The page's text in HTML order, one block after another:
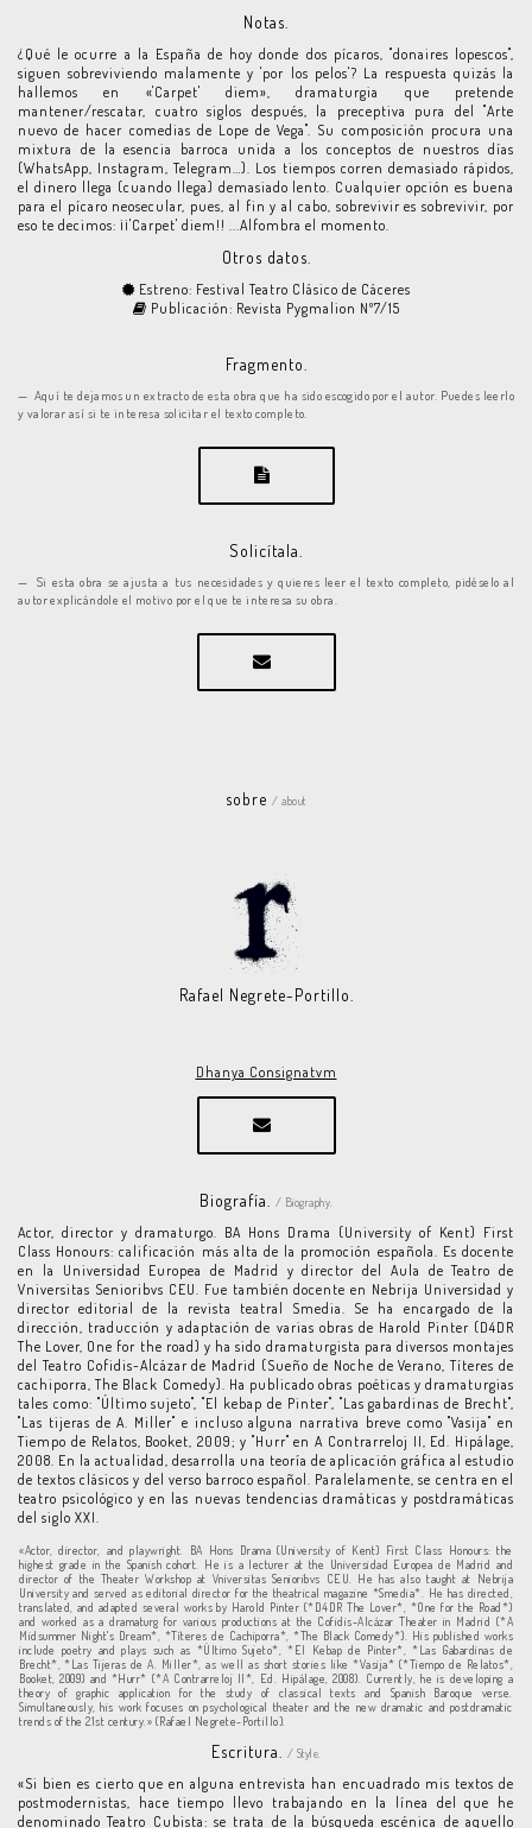
Notas.
¿Qué le ocurre a la España de hoy donde dos pícaros, "donaires lopescos",
siguen sobreviviendo malamente y 'por los pelos'? La respuesta quizás la
hallemos en «'Carpet' diem», dramaturgia que pretende
mantener/rescatar, cuatro siglos después, la preceptiva pura del "Arte
nuevo de hacer comedias de Lope de Vega". Su composición procura una
mixtura de la esencia barroca unida a los conceptos de nuestros días
(WhatsApp, Instagram, Telegram…). Los tiempos corren demasiado rápidos,
el dinero llega (cuando llega) demasiado lento. Cualquier opción es buena
para el pícaro neosecular, pues, al fin y al cabo, sobrevivir es sobrevivir, por
eso te decimos: ¡¡'Carpet' diem!! ...Alfombra el momento.
Otros datos.
Estreno: Festival Teatro Clásico de Cáceres
Publicación: Revista Pygmalion Nº7/15
Fragmento.
Aquí te dejamos un extracto de esta obra que ha sido escogido por el autor. Puedes leerlo
y valorar así si te interesa solicitar el texto completo.
Solicítala.
Si esta obra se ajusta a tus necesidades y quieres leer el texto completo, pidéselo al
autor explicándole el motivo por el que te interesa su obra.
sobre/ about
Rafael Negrete-Portillo.
Dhanya Consignatvm
Biografía. / Biography.
Actor, director y dramaturgo. BA Hons Drama (University of Kent) First
Class Honours: calificación más alta de la promoción española. Es docente
en la Universidad Europea de Madrid y director del Aula de Teatro de
Vniversitas Senioribvs CEU. Fue también docente en Nebrija Universidad y
director editorial de la revista teatral Smedia. Se ha encargado de la
dirección, traducción y adaptación de varias obras de Harold Pinter (D4DR
The Lover, One for the road) y ha sido dramaturgista para diversos montajes
del Teatro Cofidis-Alcázar de Madrid (Sueño de Noche de Verano, Títeres de
cachiporra, The Black Comedy). Ha publicado obras poéticas y dramaturgias
tales como: "Último sujeto", "El kebap de Pinter", "Las gabardinas de Brecht",
"Las tijeras de A. Miller" e incluso alguna narrativa breve como "Vasija" en
Tiempo de Relatos, Booket, 2009; y "Hurr" en A Contrarreloj II, Ed. Hipálage,
2008. En la actualidad, desarrolla una teoría de aplicación gráfica al estudio
de textos clásicos y del verso barroco español. Paralelamente, se centra en el
teatro psicológico y en las nuevas tendencias dramáticas y postdramáticas
del siglo XXI.
«Actor, director, and playwright. BA Hons Drama (University of Kent) First Class Honours: the
highest grade in the Spanish cohort. He is a lecturer at the Universidad Europea de Madrid and
director of the Theater Workshop at Vniversitas Senioribvs CEU. He has also taught at Nebrija
University and served as editorial director for the theatrical magazine *Smedia*. He has directed,
translated, and adapted several works by Harold Pinter (*D4DR The Lover*, *One for the Road*)
and worked as a dramaturg for various productions at the Cofidis-Alcázar Theater in Madrid (*A
Midsummer Night's Dream*, *Títeres de Cachiporra*, *The Black Comedy*). His published works
include poetry and plays such as *Último Sujeto*, *El Kebap de Pinter*, *Las Gabardinas de
Brecht*, *Las Tijeras de A. Miller*, as well as short stories like *Vasija* (*Tiempo de Relatos*,
Booket, 2009) and *Hurr* (*A Contrarreloj II*, Ed. Hipálage, 2008). Currently, he is developing a
theory of graphic application for the study of classical texts and Spanish Baroque verse.
Simultaneously, his work focuses on psychological theater and the new dramatic and postdramatic
trends of the 21st century.» (Rafael Negrete-Portillo).
Escritura. / Style.
«Si bien es cierto que en alguna entrevista han encuadrado mis textos de
postmodernistas, hace tiempo llevo trabajando en la línea del que he
denominado Teatro Cubista: se trata de la búsqueda escénica de aquello